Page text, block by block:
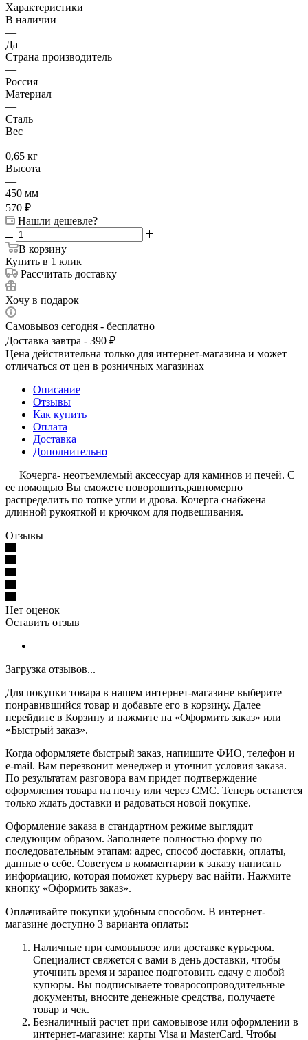
Характеристики
В наличии
—
Да
Страна производитель
—
Россия
Материал
—
Сталь
Вес
—
0,65 кг
Высота
—
450 мм
570 ₽
Нашли дешевле?
В корзину
Купить в 1 клик
Рассчитать доставку
Хочу в подарок
Самовывоз сегодня - бесплатно
Доставка завтра - 390 ₽
Цена действительна только для интернет-магазина и может
отличаться от цен в розничных магазинах
Описание
Отзывы
Как купить
Оплата
Доставка
Дополнительно
Кочерга- неотъемлемый аксессуар для каминов и печей. С
ее помощью Вы сможете поворошить,равномерно
распределить по топке угли и дрова. Кочерга снабжена
длинной рукояткой и крючком для подвешивания.
Отзывы
Нет оценок
Оставить отзыв
Загрузка отзывов...
Для покупки товара в нашем интернет-магазине выберите
понравившийся товар и добавьте его в корзину. Далее
перейдите в Корзину и нажмите на «Оформить заказ» или
«Быстрый заказ».
Когда оформляете быстрый заказ, напишите ФИО, телефон и
e-mail. Вам перезвонит менеджер и уточнит условия заказа.
По результатам разговора вам придет подтверждение
оформления товара на почту или через СМС. Теперь останется
только ждать доставки и радоваться новой покупке.
Оформление заказа в стандартном режиме выглядит
следующим образом. Заполняете полностью форму по
последовательным этапам: адрес, способ доставки, оплаты,
данные о себе. Советуем в комментарии к заказу написать
информацию, которая поможет курьеру вас найти. Нажмите
кнопку «Оформить заказ».
Оплачивайте покупки удобным способом. В интернет-
магазине доступно 3 варианта оплаты:
Наличные при самовывозе или доставке курьером.
Специалист свяжется с вами в день доставки, чтобы
уточнить время и заранее подготовить сдачу с любой
купюры. Вы подписываете товаросопроводительные
документы, вносите денежные средства, получаете
товар и чек.
Безналичный расчет при самовывозе или оформлении в
интернет-магазине: карты Visa и MasterCard. Чтобы